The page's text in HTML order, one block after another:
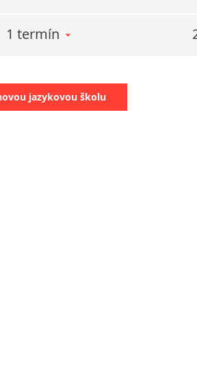
1 termín
jazykovou školu